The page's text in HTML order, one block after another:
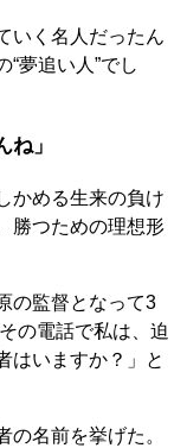
いく名人だったん
夢追い人”でし
ね」
かめる生来の負け
勝つための理想形
の監督となって3
の電話で私は、迫
はいますか？」と
名前を挙げた。